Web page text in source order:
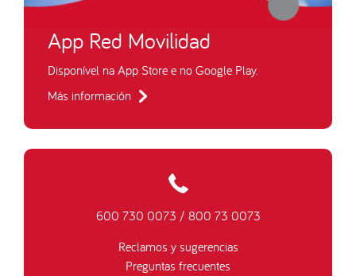
App Red Movilidad
Disponível na App Store e no Google Play.
Más información
600 730 0073 / 800 73 0073
Reclamos y sugerencias
Preguntas frecuentes